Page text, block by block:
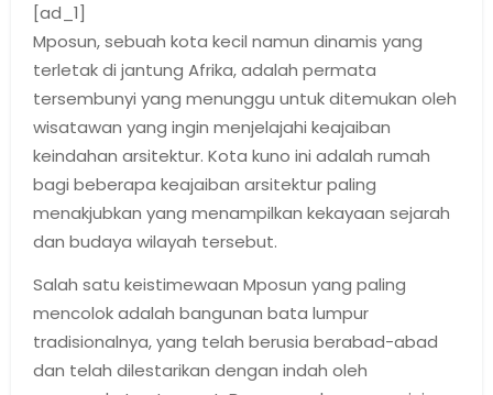
[ad_1]
Mposun, sebuah kota kecil namun dinamis yang
terletak di jantung Afrika, adalah permata
tersembunyi yang menunggu untuk ditemukan oleh
wisatawan yang ingin menjelajahi keajaiban
keindahan arsitektur. Kota kuno ini adalah rumah
bagi beberapa keajaiban arsitektur paling
menakjubkan yang menampilkan kekayaan sejarah
dan budaya wilayah tersebut.
Salah satu keistimewaan Mposun yang paling
mencolok adalah bangunan bata lumpur
tradisionalnya, yang telah berusia berabad-abad
dan telah dilestarikan dengan indah oleh